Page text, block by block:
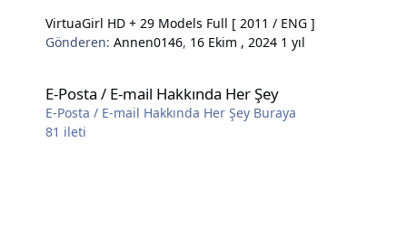
VirtuaGirl HD + 29 Models Full [ 2011 / ENG ]
Gönderen:Annen0146, 16 Ekim , 2024 1 yıl
E-Posta / E-mail Hakkında Her Şey
E-Posta / E-mail Hakkında Her Şey Buraya
81 ileti